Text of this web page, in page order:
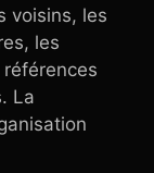
voisins, les
les
La